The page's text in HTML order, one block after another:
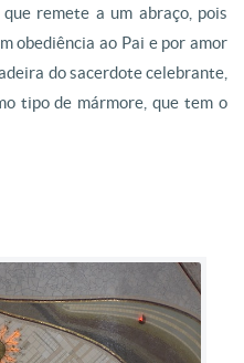
remete a um abraço, pois
obediência ao Pai e por amor
do sacerdote celebrante,
tipo de mármore, que tem o